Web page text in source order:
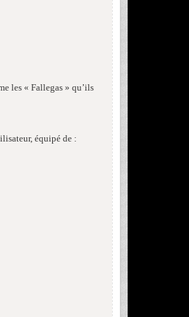
les « Fallegas » qu’ils
équipé de :